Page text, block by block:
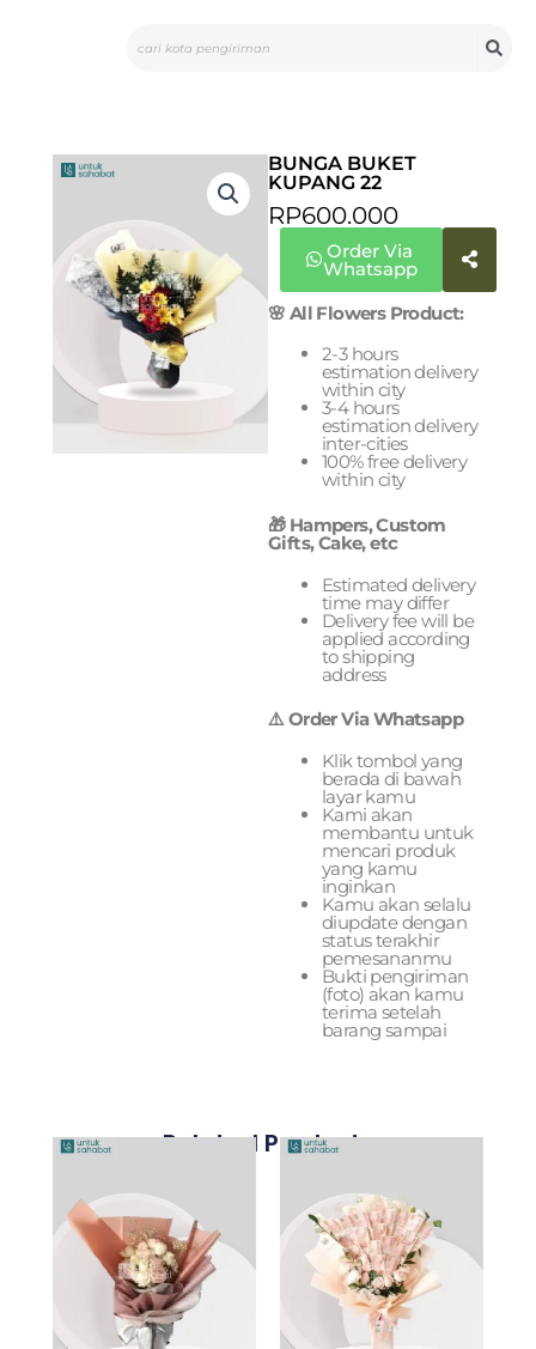
BUNGA BUKET
KUPANG 22
RP600.000
Order Via
Whatsapp
🌸 All Flowers Product:
2-3 hours
estimation delivery
within city
3-4 hours
estimation delivery
inter-cities
100% free delivery
within city
🎁 Hampers, Custom
Gifts, Cake, etc
Estimated delivery
time may differ
Delivery fee will be
applied according
to shipping
address
⚠️ Order Via Whatsapp
Klik tombol yang
berada di bawah
layar kamu
Kami akan
membantu untuk
mencari produk
yang kamu
inginkan
Kamu akan selalu
diupdate dengan
status terakhir
pemesananmu
Bukti pengiriman
(foto) akan kamu
terima setelah
barang sampai
Related Products